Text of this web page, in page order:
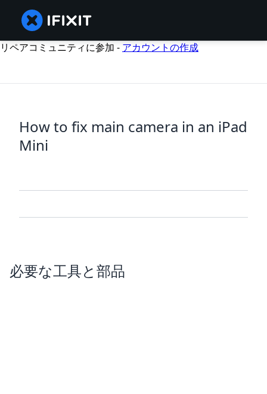
リペアコミュニティに参加 - アカウントの作成
How to fix main camera in an iPad
Mini
必要な工具と部品